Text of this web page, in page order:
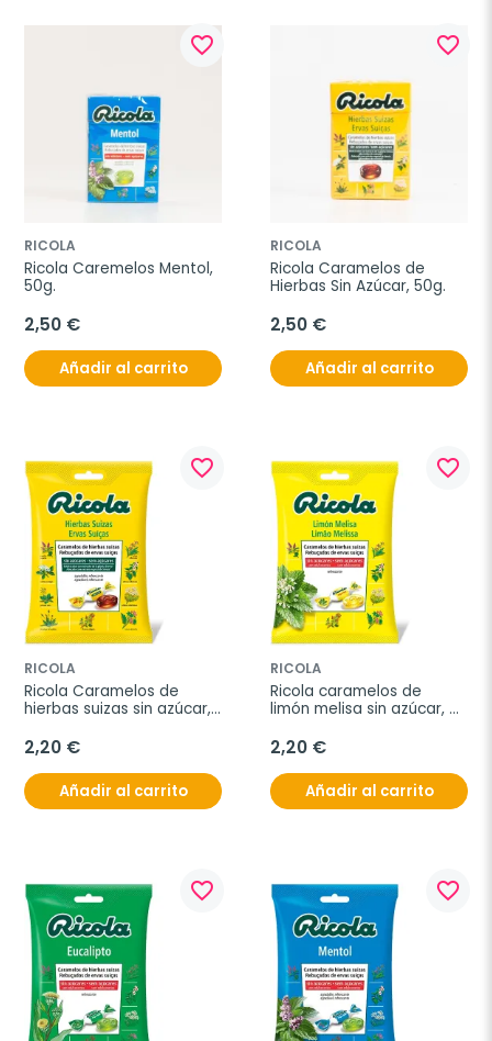
favorite_border
RICOLA
Ricola Caremelos Mentol,
50g.
2,50 €
Añadir al carrito
favorite_border
RICOLA
Ricola Caramelos de
Hierbas Sin Azúcar, 50g.
2,50 €
Añadir al carrito
favorite_border
RICOLA
Ricola Caramelos de
hierbas suizas sin azúcar,
2,20 €
Añadir al carrito
favorite_border
RICOLA
Ricola caramelos de
limón melisa sin azúcar,
2,20 €
Añadir al carrito
favorite_border favorite_border